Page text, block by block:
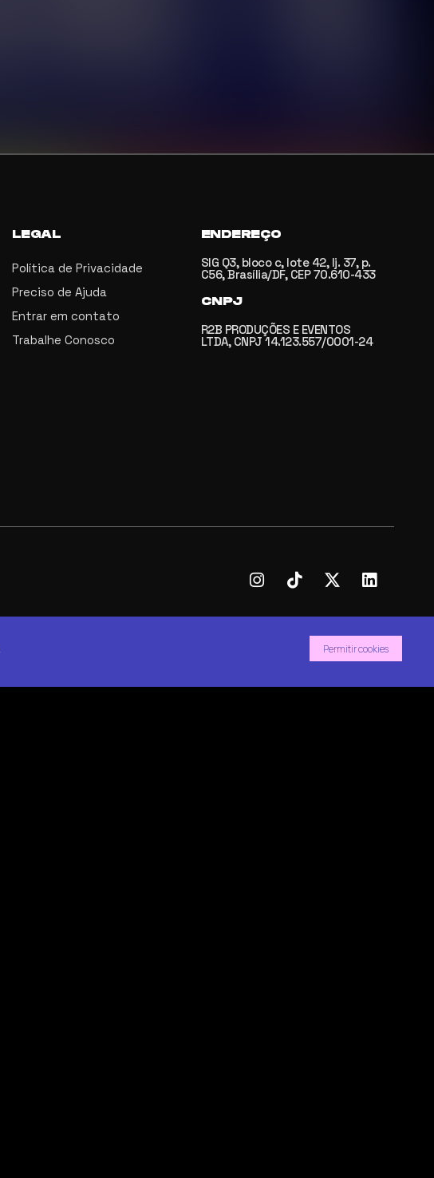
Permitir cookies
LEGAL
Política de Privacidade
Preciso de Ajuda
Entrar em contato
Trabalhe Conosco
ENDEREÇO
SIG Q3, bloco c, lote 42, lj. 37, p.
C56, Brasília/DF, CEP 70.610-433
CNPJ
R2B PRODUÇÕES E EVENTOS
LTDA, CNPJ 14.123.557/0001-24